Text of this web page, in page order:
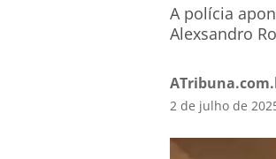
A polícia
Alexsandro
2 de julho de